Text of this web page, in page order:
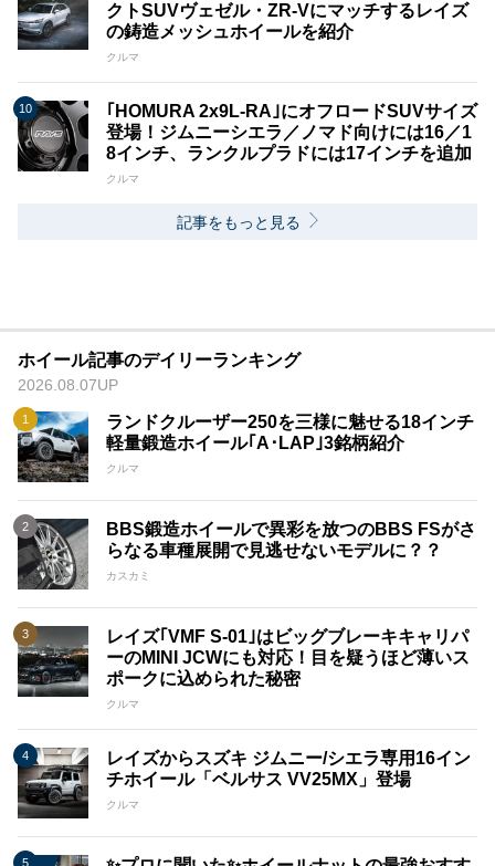
クトSUVヴェゼル・ZR-Vにマッチするレイズ
の鋳造メッシュホイールを紹介
クルマ
｢HOMURA 2x9L​​-RA｣にオフロードSUVサイズ
登場！ジムニーシエラ／ノマド向けには16／1
8インチ、ランクルプラドには17インチを追加
クルマ
記事をもっと見る
ホイール記事のデイリーランキング
2026.08.07UP
ランドクルーザー250を三様に魅せる18インチ
軽量鍛造ホイール｢A･LAP｣3銘柄紹介
クルマ
BBS鍛造ホイールで異彩を放つのBBS FSがさ
らなる車種展開で見逃せないモデルに？？
カスカミ
レイズ｢VMF S-01｣はビッグブレーキキャリパ
ーのMINI JCWにも対応！目を疑うほど薄いス
ポークに込められた秘密
クルマ
レイズからスズキ ジムニー/シエラ専用16イン
チホイール「ベルサス VV25MX」登場
クルマ